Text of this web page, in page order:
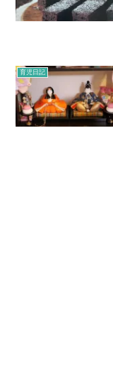
育児日記